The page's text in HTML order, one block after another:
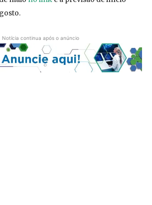
Notícia continua após o anúncio